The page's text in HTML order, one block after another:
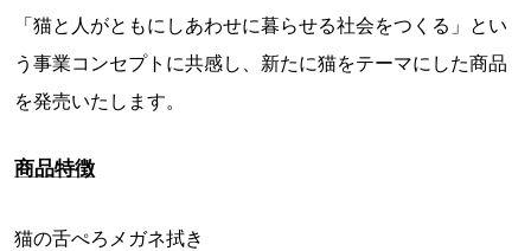
「猫と人がともにしあわせに暮らせる社会をつくる」とい
う事業コンセプトに共感し、新たに猫をテーマにした商品
を発売いたします。
商品特徴
猫の舌ぺろメガネ拭き